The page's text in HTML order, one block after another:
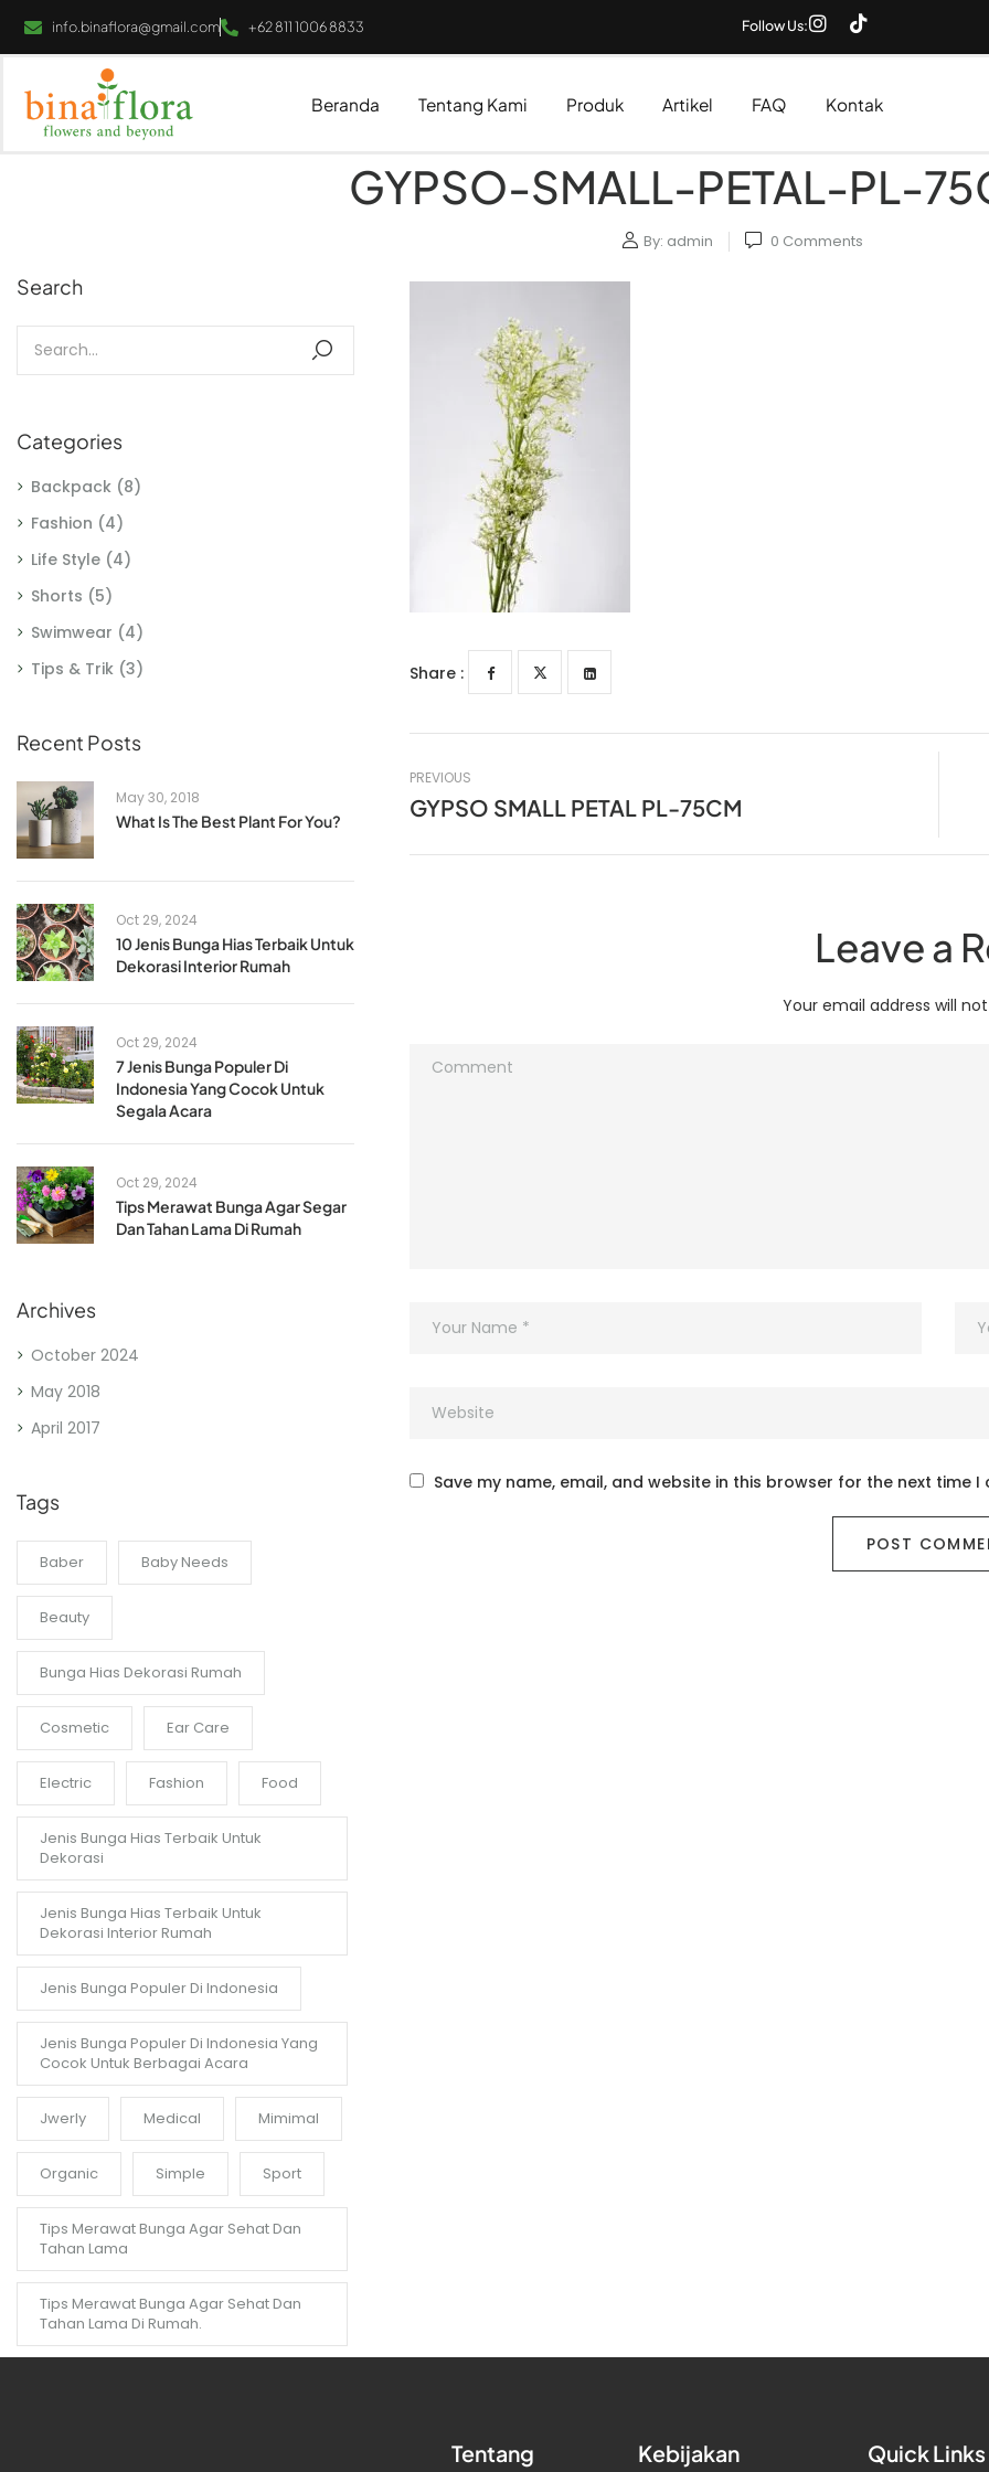
info.binaflora@gmail.com +62 811 1006 8833 Follow Us:
Beranda Tentang Kami Produk Artikel FAQ Kontak
GYPSO-SMALL-PETAL-PL-
By: admin 0 Comments
Search
Categories
Backpack (8)
Fashion (4)
Life Style (4)
Shorts (5)
Swimwear (4)
Tips & Trik (3)
Recent Posts
May 30, 2018
What Is The Best Plant For You?
Oct 29, 2024
10 Jenis Bunga Hias Terbaik Untuk
Dekorasi Interior Rumah
Oct 29, 2024
7 Jenis Bunga Populer Di
Indonesia Yang Cocok Untuk
Segala Acara
Oct 29, 2024
Tips Merawat Bunga Agar Segar
Dan Tahan Lama Di Rumah
Archives
October 2024
May 2018
April 2017
Tags
Baber Baby Needs
Beauty
Bunga Hias Dekorasi Rumah
Cosmetic Ear Care
Electric Fashion Food
Jenis Bunga Hias Terbaik Untuk
Dekorasi
Jenis Bunga Hias Terbaik Untuk
Dekorasi Interior Rumah
Jenis Bunga Populer Di Indonesia
Jenis Bunga Populer Di Indonesia Yang
Cocok Untuk Berbagai Acara
Jwerly Medical Mimimal
Organic Simple Sport
Tips Merawat Bunga Agar Sehat Dan
Tahan Lama
Tips Merawat Bunga Agar Sehat Dan
Tahan Lama Di Rumah.
Share :
PREVIOUS
GYPSO SMALL PETAL PL-75CM
Leave a
Your email address will
Save my name, email, and website in this browser for the next time I
Tentang Kebijakan Quick Links